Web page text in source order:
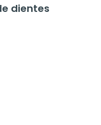
dientes